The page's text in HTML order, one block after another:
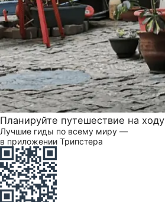
Планируйте путешествие на ходу
Лучшие гиды по всему миру —
в приложении Трипстера